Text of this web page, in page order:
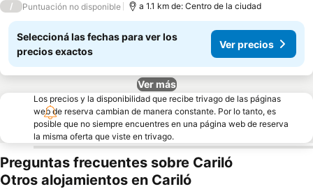
/ Puntuación no disponible a 1.1 km de: Centro de la ciudad
Seleccioná las fechas para ver los
precios exactos
Ver precios
Ver más
Los precios y la disponibilidad que recibe trivago de las páginas
web de reserva cambian de manera constante. Por lo tanto, es
posible que no siempre encuentres en una página web de reserva
la misma oferta que viste en trivago.
Preguntas frecuentes sobre Cariló
Otros alojamientos en Cariló